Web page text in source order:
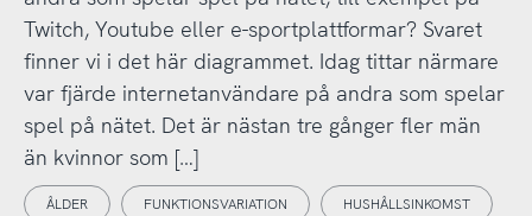
Twitch, Youtube eller e-sportplattformar? Svaret
finner vi i det här diagrammet. Idag tittar närmare
var fjärde internetanvändare på andra som spelar
spel på nätet. Det är nästan tre gånger fler män
än kvinnor som […]
ÅLDER FUNKTIONSVARIATION HUSHÅLLSINKOMST